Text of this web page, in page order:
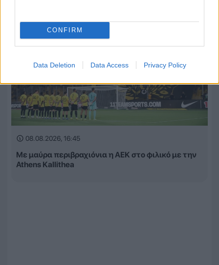
CONFIRM
Data Deletion Data Access Privacy Policy
08.08.2026, 16:45
Με μαύρα περιβραχιόνια η ΑΕΚ στο φιλικό με την
Athens Kallithea